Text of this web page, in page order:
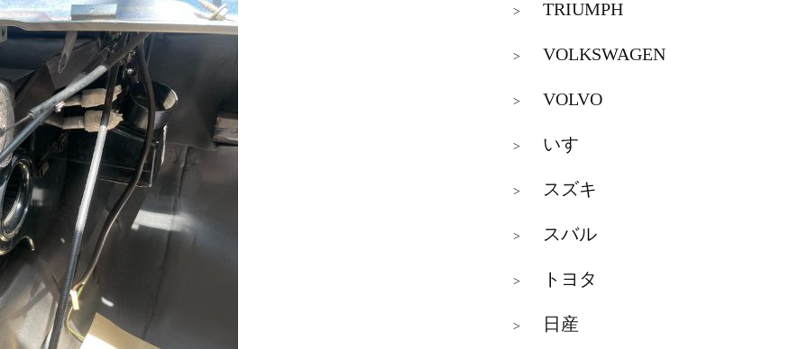
> TRIUMPH
> VOLKSWAGEN
> VOLVO
> いすゞ
> スズキ
> スバル
> トヨタ
> 日産